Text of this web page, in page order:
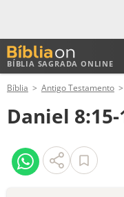
BÍBLIA SAGRADA ONLINE
ANTIGO TESTAMENTO
NOVO TESTAMENTO
VERSÍCULOS
Bíblia Antigo Testamento
Daniel 8:15-